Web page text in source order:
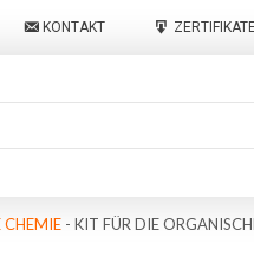
KONTAKT
CHEMIE - KIT FÜR DIE